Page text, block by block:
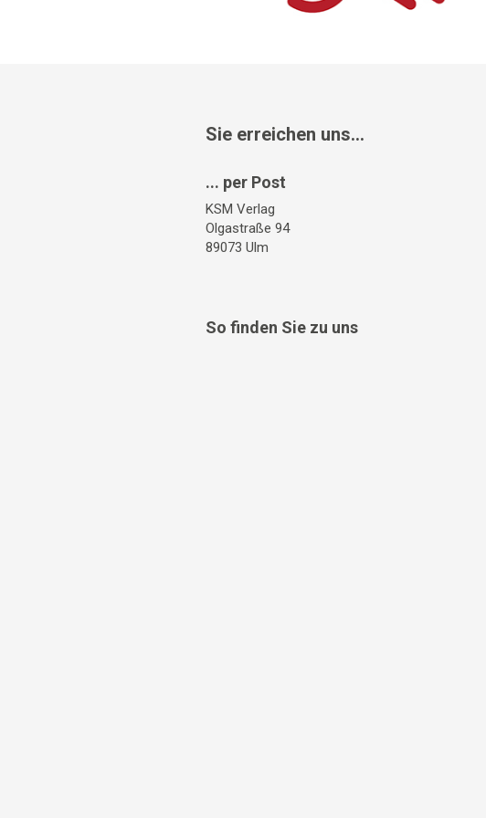
Sie erreichen uns...
... per Post
KSM Verlag
Olgastraße 94
89073 Ulm
So finden Sie zu uns